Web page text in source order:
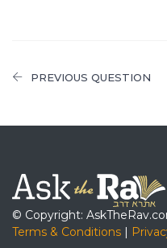
PREVIOUS QUESTION
© Copyright:
Terms & Conditions |